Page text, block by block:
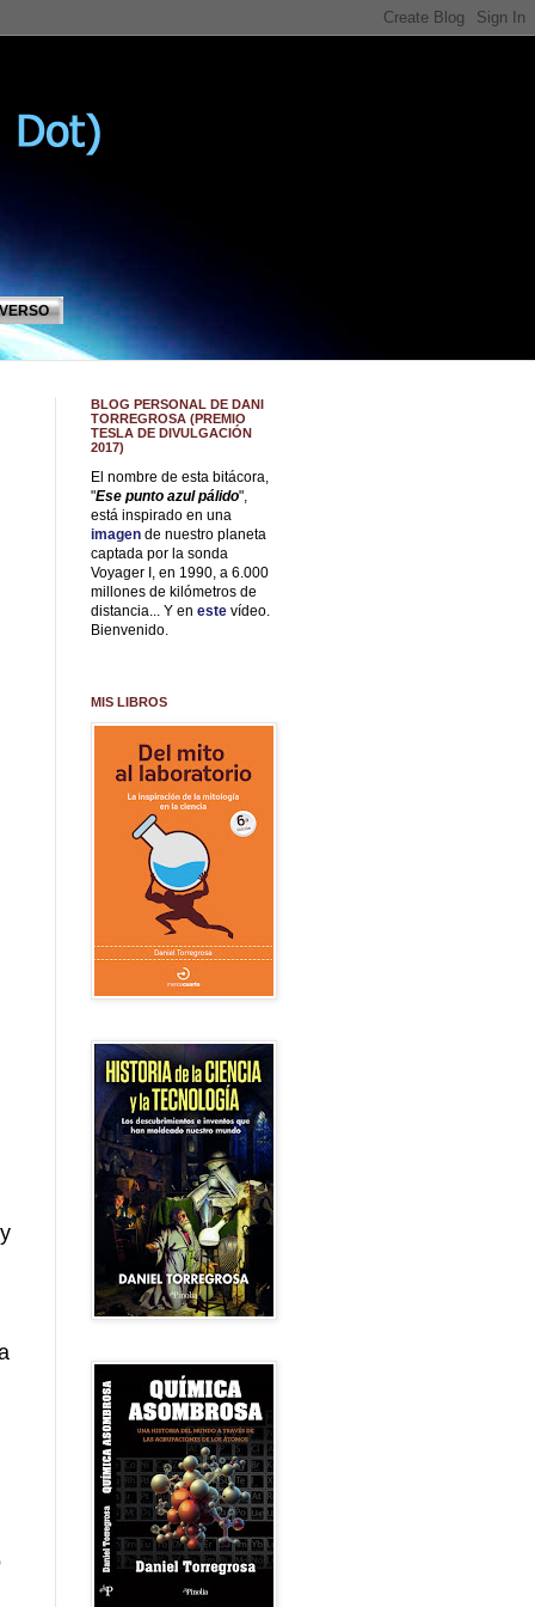
BLOG PERSONAL DE DANI
TORREGROSA (PREMIO
TESLA DE DIVULGACIÓN
2017)
El nombre de esta bitácora,
"Ese punto azul pálido",
está inspirado en una
imagen de nuestro planeta
captada por la sonda
Voyager I, en 1990, a 6.000
millones de kilómetros de
distancia... Y en este vídeo.
Bienvenido.
MIS LIBROS